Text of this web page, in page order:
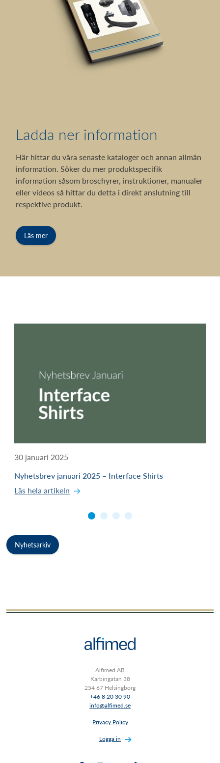
Ladda ner information
Här hittar du våra senaste kataloger och annan allmän
information. Söker du mer produktspecifik
information såsom broschyrer, instruktioner, manualer
eller videos så hittar du detta i direkt anslutning till
respektive produkt.
Läs mer
30 januari 2025
Nyhetsbrev januari 2025 – Interface Shirts
Läs hela artikeln
Nyhetsarkiv
Alfimed AB
Karbingatan 38
254 67 Helsingborg
+46 8 20 30 90
info@alfimed.se
Privacy Policy
Logga in